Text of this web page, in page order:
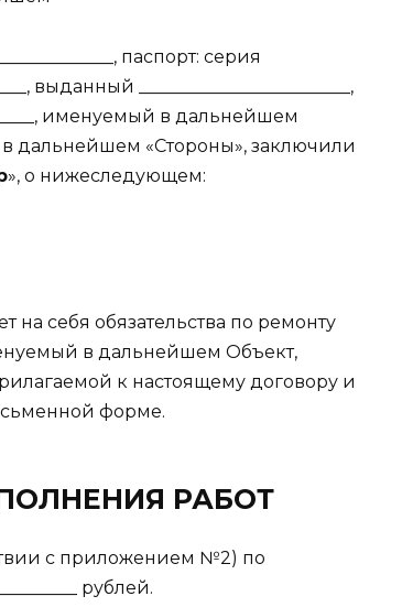
паспорт: серия
выданный ________________________,
именуемый в дальнейшем
дальнейшем «Стороны», заключили
», о нижеследующем:
на себя обязательства по ремонту
в дальнейшем Объект,
к настоящему договору и
форме.
РАБОТ
с приложением №2) по
рублей.